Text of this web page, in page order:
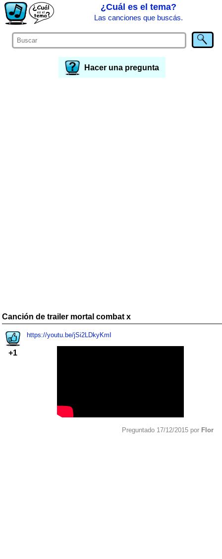
¿Cuál es el tema?
Las canciones que buscás.
Hacer una pregunta
Canción de trailer mortal combat x
+1
https://youtu.be/jSi2LDkyKmI
Preguntado 17/12/2015 por Flor